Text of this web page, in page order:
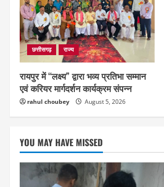
छत्तीसगढ़ राज्य
रायपुर में “लक्ष्य” द्वारा भव्य प्रतिभा सम्मान
एवं करियर मार्गदर्शन कार्यक्रम संपन्न
rahul choubey August 5, 2026
YOU MAY HAVE MISSED